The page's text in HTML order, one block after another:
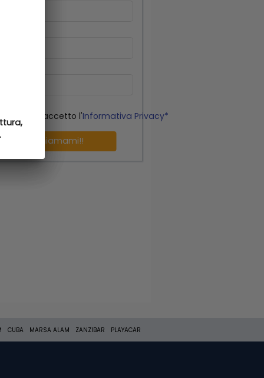
Ho letto ed accetto l'Informativa Privacy*
Richiamami!!
CUBA MARSA ALAM ZANZIBAR PLAYACAR